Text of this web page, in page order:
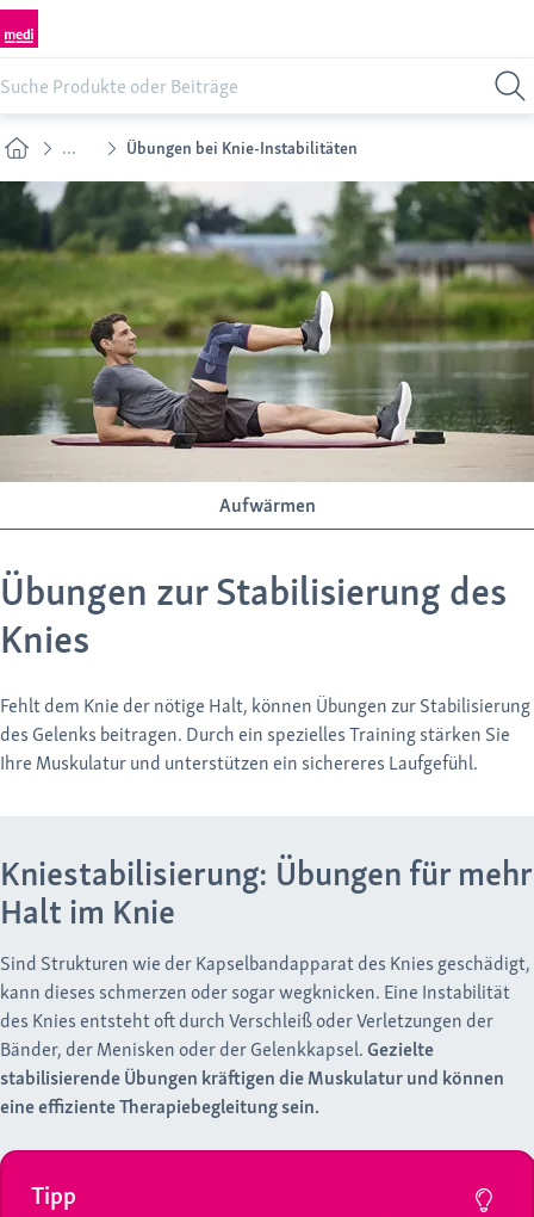
... Übungen bei Knie-Instabilitäten
Aufwärmen
Übungen zur Stabilisierung des
Knies
Fehlt dem Knie der nötige Halt, können Übungen zur Stabilisierung
des Gelenks beitragen. Durch ein spezielles Training stärken Sie
Ihre Muskulatur und unterstützen ein sichereres Laufgefühl.
Kniestabilisierung: Übungen für mehr
Halt im Knie
Sind Strukturen wie der Kapselbandapparat des Knies geschädigt,
kann dieses schmerzen oder sogar wegknicken. Eine Instabilität
des Knies entsteht oft durch Verschleiß oder Verletzungen der
Bänder, der Menisken oder der Gelenkkapsel.Gezielte
stabilisierende Übungen kräftigen die Muskulatur und können
eine effiziente Therapiebegleitung sein.
Tipp